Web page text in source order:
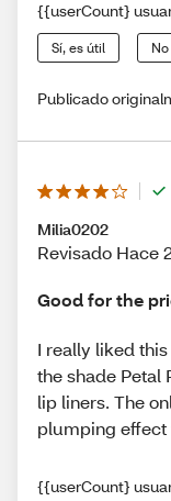
{{userCount}
Sí, es útil
Publicado
Milia0202
Revisado Hace
Good for the
I really liked
the shade Petal
lip liners. The
plumping
{{userCount}